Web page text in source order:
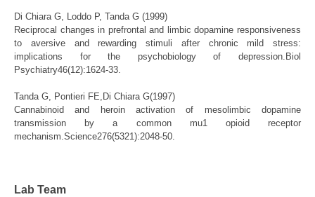
Di Chiara G, Loddo P, Tanda G (1999)
Reciprocal changes in prefrontal and limbic dopamine responsiveness
to aversive and rewarding stimuli after chronic mild stress:
implications for the psychobiology of depression.Biol
Psychiatry46(12):1624-33.
Tanda G, Pontieri FE,Di Chiara G(1997)
Cannabinoid and heroin activation of mesolimbic dopamine
transmission by a common mu1 opioid receptor
mechanism.Science276(5321):2048-50.
Lab Team